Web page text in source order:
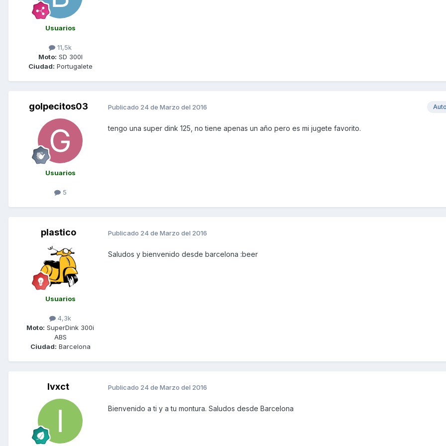
Usuarios
11,5k
Moto: SD 300I
Ciudad: Portugalete
golpecitos03
Usuarios
5
Publicado 24 de Marzo del 2016
tengo una super dink 125, no tiene apenas un año pero es mi jugete favorito.
plastico
Usuarios
4,3k
Moto: SuperDink 300i
ABS
Ciudad: Barcelona
Publicado 24 de Marzo del 2016
Saludos y bienvenido desde barcelona :beer
Ivxct Publicado 24 de Marzo del 2016
Bienvenido a ti y a tu montura. Saludos desde Barcelona